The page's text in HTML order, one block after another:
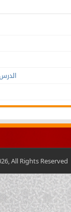
الدرس 3 شرح أحاديث من (صحيح مسلم): كتاب الإيمان 1
All Rights Reserved